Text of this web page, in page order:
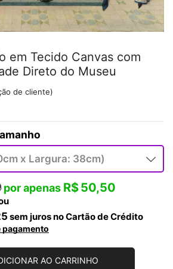
em Tecido Canvas com
Direto do Museu
de cliente)
R$50,50
sem juros no Cartão de Crédito
pagamento
AO CARRINHO